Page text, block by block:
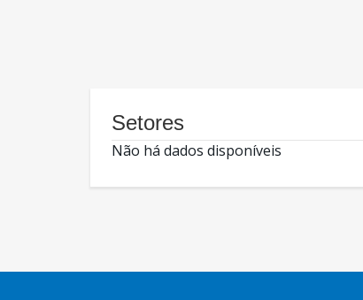
Setores
Não há dados disponíveis